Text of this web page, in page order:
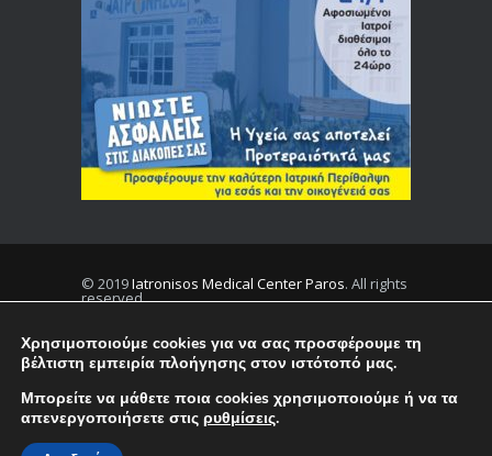
© 2019Iatronisos Medical Center Paros. All rights
reserved.
Privacy
Χρησιμοποιούμε cookies για να σας προσφέρουμε τη
βέλτιστη εμπειρία πλοήγησης στον ιστότοπό μας.
Μπορείτε να μάθετε ποια cookies χρησιμοποιούμε ή να τα
απενεργοποιήσετε στις ρυθμίσεις.